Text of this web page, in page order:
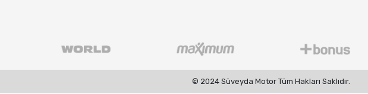
© 2024 Süveyda Motor Tüm Hakları Saklıdır.